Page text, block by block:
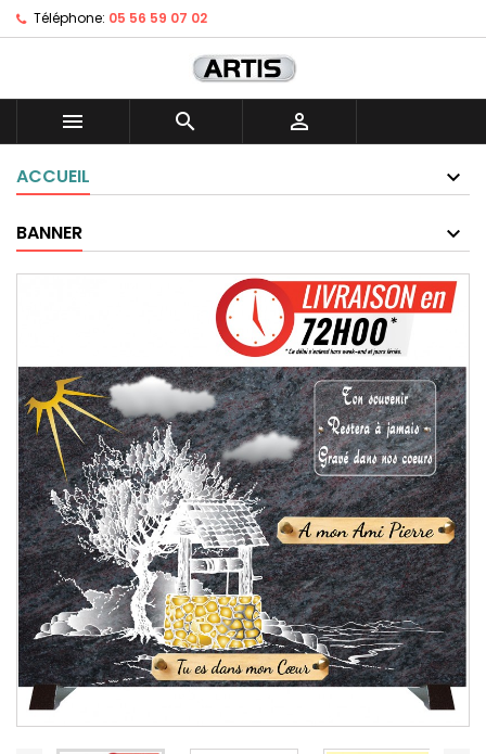
Téléphone: 05 56 59 07 02
  
ACCUEIL
BANNER